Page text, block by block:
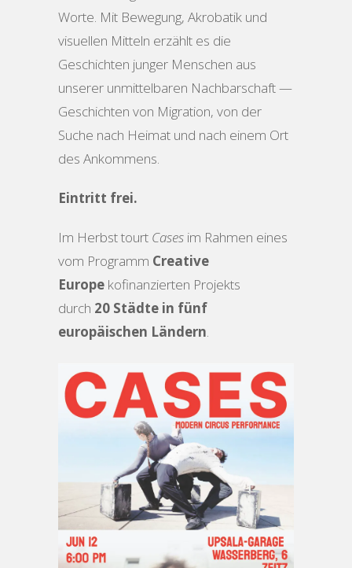
Worte. Mit Bewegung, Akrobatik und
visuellen Mitteln erzählt es die
Geschichten junger Menschen aus
unserer unmittelbaren Nachbarschaft —
Geschichten von Migration, von der
Suche nach Heimat und nach einem Ort
des Ankommens.
Eintritt frei.
Im Herbst tourt Cases im Rahmen eines
vom Programm Creative
Europe kofinanzierten Projekts
durch 20 Städte in fünf
europäischen Ländern.